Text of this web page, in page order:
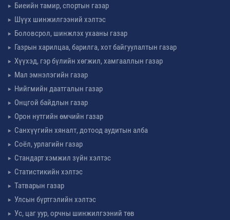
Биеийн тамир, спортын газар
Шүүх шинжилгээний хэлтэс
Боловсрол, шинжлэх ухааны газар
Газрын харилцаа, барилга, хот байгуулалтын газар
Хүүхэд, гэр бүлийн хөгжил, хамгааллын газар
Мал эмнэлэгийн газар
Нийгмийн даатгалын газар
Онцгой байдлын газар
Орон нутгийн өмчийн газар
Санхүүгийн хяналт, дотоод аудитын алба
Соёл, урлагийн газар
Стандарт хэмжил зүйн хэлтэс
Статистикийн хэлтэс
Татварын газар
Улсын бүртгэлийн хэлтэс
Ус, цаг уур, орчны шинжилгээний төв